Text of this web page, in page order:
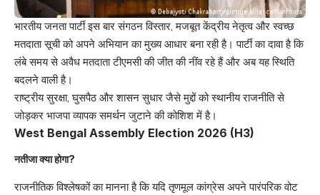
भारतीय जनता पार्टी इस बार संगठन विस्तार, मजबूत केंद्रीय नेतृत्व और स्वच्छ
मतदाता सूची को अपने अभियान का मुख्य आधार बना रही है। पार्टी का दावा है कि
लंबे समय से अवैध मतदाता टीएमसी की जीत की नींव रहे हैं और अब यह स्थिति
बदलने वाली है।
राष्ट्रीय सुरक्षा, घुसपैठ और शासन सुधार जैसे मुद्दों को स्थानीय राजनीति से
जोड़कर भाजपा व्यापक समर्थन जुटाने की कोशिश में है।
West Bengal Assembly Election 2026 (H3)
नतीजा क्या होगा?
राजनीतिक विश्लेषकों का मानना है कि यदि तृणमूल कांग्रेस अपने पारंपरिक वोट